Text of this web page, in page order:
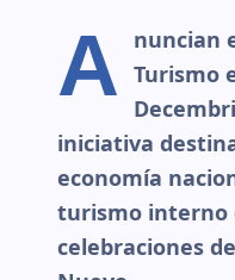
A
nuncian
Turismo
iniciativa
economía
turismo interno
celebraciones